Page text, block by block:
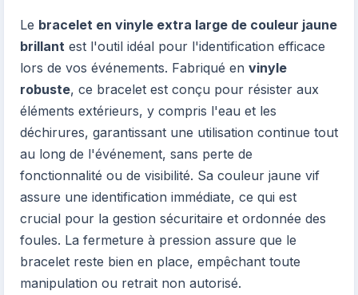
Le bracelet en vinyle extra large de couleur jaune
brillant est l'outil idéal pour l'identification efficace
lors de vos événements. Fabriqué en vinyle
robuste, ce bracelet est conçu pour résister aux
éléments extérieurs, y compris l'eau et les
déchirures, garantissant une utilisation continue tout
au long de l'événement, sans perte de
fonctionnalité ou de visibilité. Sa couleur jaune vif
assure une identification immédiate, ce qui est
crucial pour la gestion sécuritaire et ordonnée des
foules. La fermeture à pression assure que le
bracelet reste bien en place, empêchant toute
manipulation ou retrait non autorisé.